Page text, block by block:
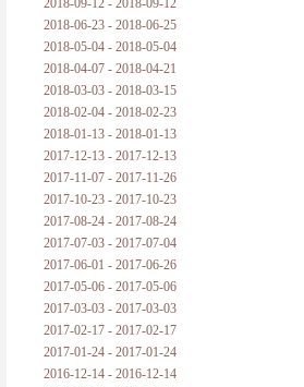
2018-09-12 - 2018-09-12
2018-06-23 - 2018-06-25
2018-05-04 - 2018-05-04
2018-04-07 - 2018-04-21
2018-03-03 - 2018-03-15
2018-02-04 - 2018-02-23
2018-01-13 - 2018-01-13
2017-12-13 - 2017-12-13
2017-11-07 - 2017-11-26
2017-10-23 - 2017-10-23
2017-08-24 - 2017-08-24
2017-07-03 - 2017-07-04
2017-06-01 - 2017-06-26
2017-05-06 - 2017-05-06
2017-03-03 - 2017-03-03
2017-02-17 - 2017-02-17
2017-01-24 - 2017-01-24
2016-12-14 - 2016-12-14